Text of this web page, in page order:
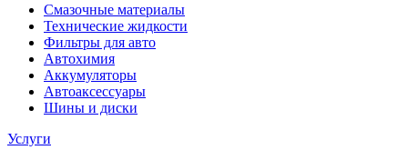
Смазочные материалы
Технические жидкости
Фильтры для авто
Автохимия
Аккумуляторы
Автоаксессуары
Шины и диски
Услуги